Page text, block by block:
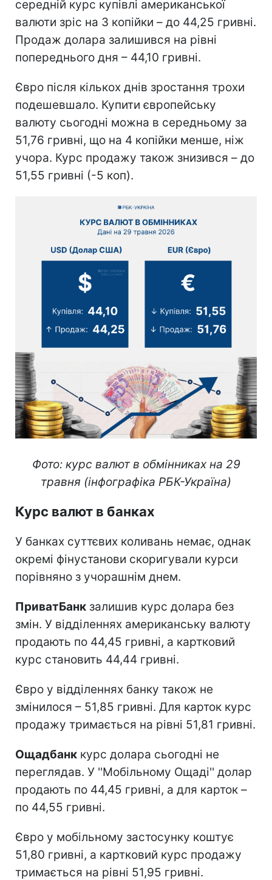
середній курс купівлі американської
валюти зріс на 3 копійки – до 44,25 гривні.
Продаж долара залишився на рівні
попереднього дня – 44,10 гривні.
Євро після кількох днів зростання трохи
подешевшало. Купити європейську
валюту сьогодні можна в середньому за
51,76 гривні, що на 4 копійки менше, ніж
учора. Курс продажу також знизився – до
51,55 гривні (-5 коп).
Фото: курс валют в обмінниках на 29
травня (інфографіка РБК-Україна)
Курс валют в банках
У банках суттєвих коливань немає, однак
окремі фінустанови скоригували курси
порівняно з учорашнім днем.
ПриватБанк залишив курс долара без
змін. У відділеннях американську валюту
продають по 44,45 гривні, а картковий
курс становить 44,44 гривні.
Євро у відділеннях банку також не
змінилося – 51,85 гривні. Для карток курс
продажу тримається на рівні 51,81 гривні.
Ощадбанк курс долара сьогодні не
переглядав. У ''Мобільному Ощаді'' долар
продають по 44,45 гривні, а для карток –
по 44,55 гривні.
Євро у мобільному застосунку коштує
51,80 гривні, а картковий курс продажу
тримається на рівні 51,95 гривні.